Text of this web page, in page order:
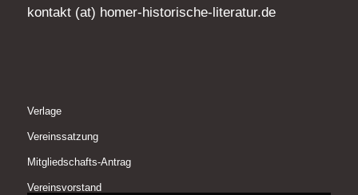
kontakt (at) homer-historische-literatur.de
Verlage
Vereinssatzung
Mitgliedschafts-Antrag
Vereinsvorstand